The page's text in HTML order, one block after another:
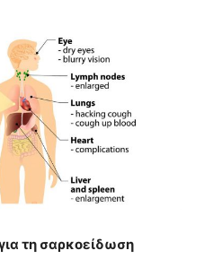
τη σαρκοείδωση